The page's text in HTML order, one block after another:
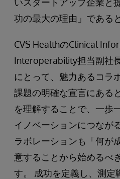
功の最大の理由」である
CVS HealthのClinical
Interoperability担当副社
にとって、魅力あるコラ
課題の明確な宣言にある
を理解することで、一歩
イノベーションにつなが
ラボレーションも「何が
意することから始めるべ
す。 成功を定義し、測定